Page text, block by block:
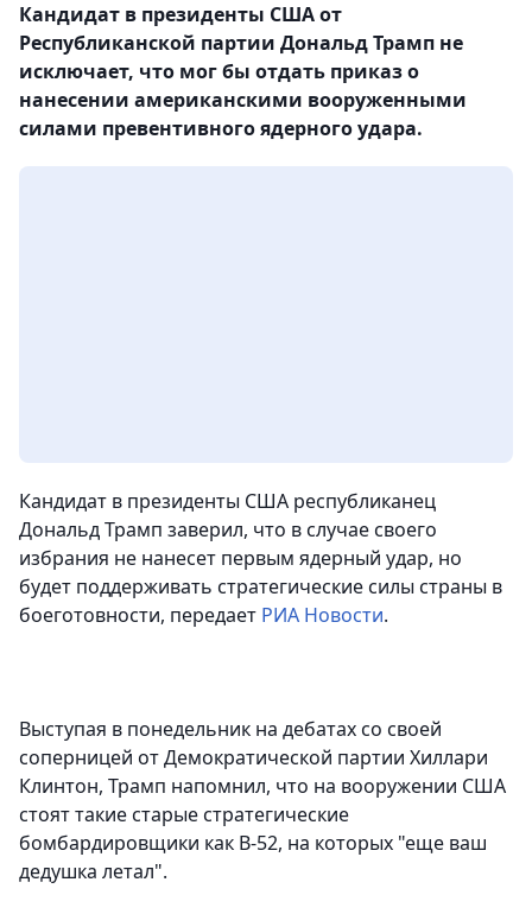
Кандидат в президенты США от
Республиканской партии Дональд Трамп не
исключает, что мог бы отдать приказ о
нанесении американскими вооруженными
силами превентивного ядерного удара.
Кандидат в президенты США республиканец
Дональд Трамп заверил, что в случае своего
избрания не нанесет первым ядерный удар, но
будет поддерживать стратегические силы страны в
боеготовности, передает РИА Новости.
Выступая в понедельник на дебатах со своей
соперницей от Демократической партии Хиллари
Клинтон, Трамп напомнил, что на вооружении США
стоят такие старые стратегические
бомбардировщики как B-52, на которых "еще ваш
дедушка летал".